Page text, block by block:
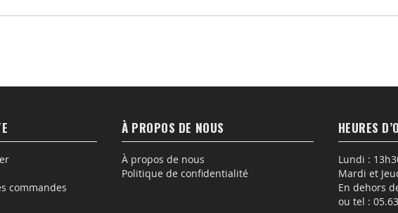
commandes
À PROPOS DE NOUS
À propos de nous
Politique de confidentialité
HEURES
Lundi :
Mardi et
En dehors
ou tel :